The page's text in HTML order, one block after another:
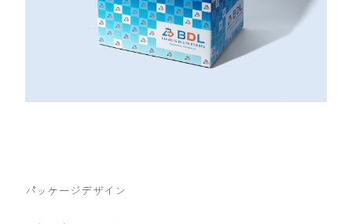
パッケージデザイン